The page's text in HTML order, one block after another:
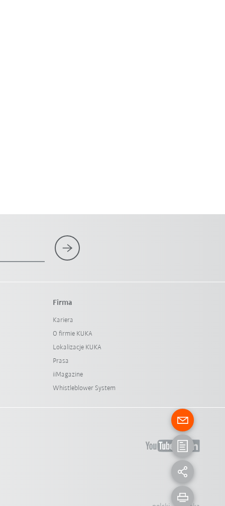
Firma
Kariera
O firmie KUKA
Lokalizacje KUKA
Prasa
iiMagazine
Whistleblower System